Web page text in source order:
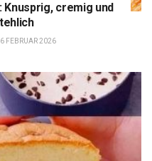
cremig und
FEBRUAR 2026